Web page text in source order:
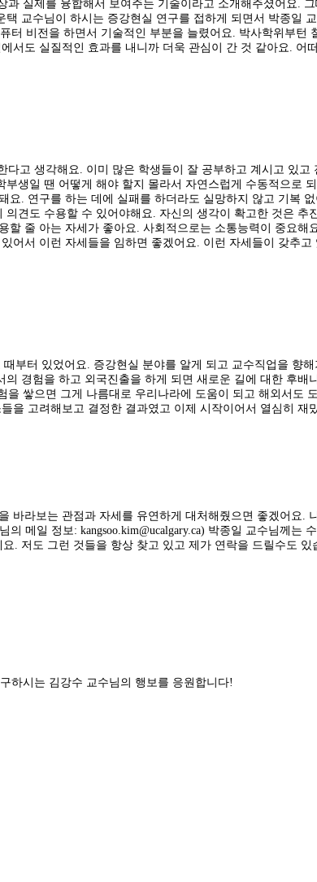
실제를 융합해서 보여주는 기술이라고 소개해주셨어요.
교수님이 하시는 증강현실 연구를 접하게 되면서 박종일
비전을 하면서 기술적인 부분을 늘렸어요. 박사학위부턴
도 실질적인 효과를 내니까 더욱 관심이 간 것 같아요. 어
고 생각해요. 이미 많은 학생들이 잘 공부하고 계시고 있고
생일 땐 어떻게 해야 할지 몰라서 자연스럽게 수동적으로
. 연구를 하는 데에 실패를 하더라도 실망하지 않고 기복
견도 수용할 수 있어야해요. 자신의 생각이 확고한 것은
줄 아는 자세가 좋아요. 사회적으로는 소통능력이 중요
서 이런 자세들을 임하면 좋겠어요. 이런 자세들이 갖추
부터 있었어요. 증강현실 분야를 알게 되고 교수직업을 향
경험을 하고 외국진출을 하게 되면 새로운 길에 대한 후배
쌓으면 그게 나름대로 우리나라에 도움이 되고 해외서도
고려해보고 결정한 결과였고 이제 시작이어서 열심히 재
라보는 관점과 자세를 유연하게 대처해줬으면 좋겠어요.
의 메일 정보: kangsoo.kim@ucalgary.ca) 박종일 교수님께는
. 저도 그런 것들을 항상 찾고 있고 제가 연락을 드릴수도 있
하시는 김강수 교수님의 행보를 응원합니다!